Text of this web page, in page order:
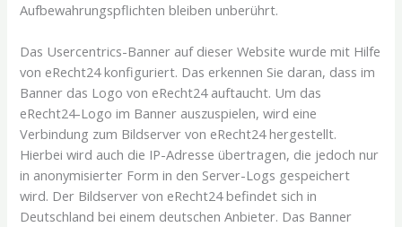
Aufbewahrungspflichten bleiben unberührt.
Das Usercentrics-Banner auf dieser Website wurde mit Hilfe
von eRecht24 konfiguriert. Das erkennen Sie daran, dass im
Banner das Logo von eRecht24 auftaucht. Um das
eRecht24-Logo im Banner auszuspielen, wird eine
Verbindung zum Bildserver von eRecht24 hergestellt.
Hierbei wird auch die IP-Adresse übertragen, die jedoch nur
in anonymisierter Form in den Server-Logs gespeichert
wird. Der Bildserver von eRecht24 befindet sich in
Deutschland bei einem deutschen Anbieter. Das Banner